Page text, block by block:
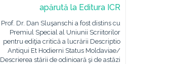
apărută la Editura ICR
Prof. Dr. Dan Sluşanschi a fost distins cu
Premiul Special al Uniunii Scriitorilor
pentru ediţia critică a lucrării Descriptio
Antiqui Et Hodierni Status Moldaviae/
Descrierea stării de odinioară şi de astăzi